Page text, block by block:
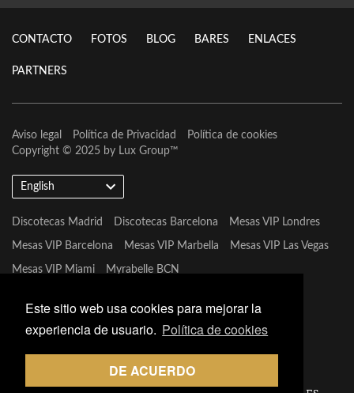
Este sitio web usa cookies para mejorar la
experiencia de usuario. Política de cookies
DE ACUERDO
CONTACTO FOTOS BLOG BARES ENLACES
PARTNERS
Aviso legal Política de Privacidad
Política de cookies
Copyright © 2025 by Lux Group™
English
Discotecas Madrid Discotecas Barcelona Mesas VIP Londres
Mesas VIP Barcelona Mesas VIP Marbella Mesas VIP Las Vegas
Mesas VIP Miami Myrabelle BCN